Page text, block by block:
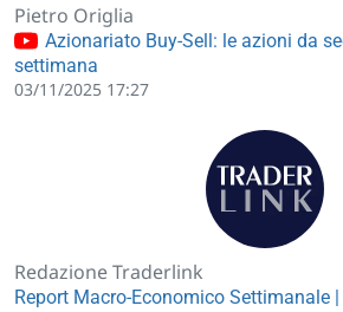
Pietro Origlia
Azionariato Buy-Sell: le azioni da
settimana
03/11/2025 17:27
Redazione Traderlink
Report Macro-Economico Settimanale